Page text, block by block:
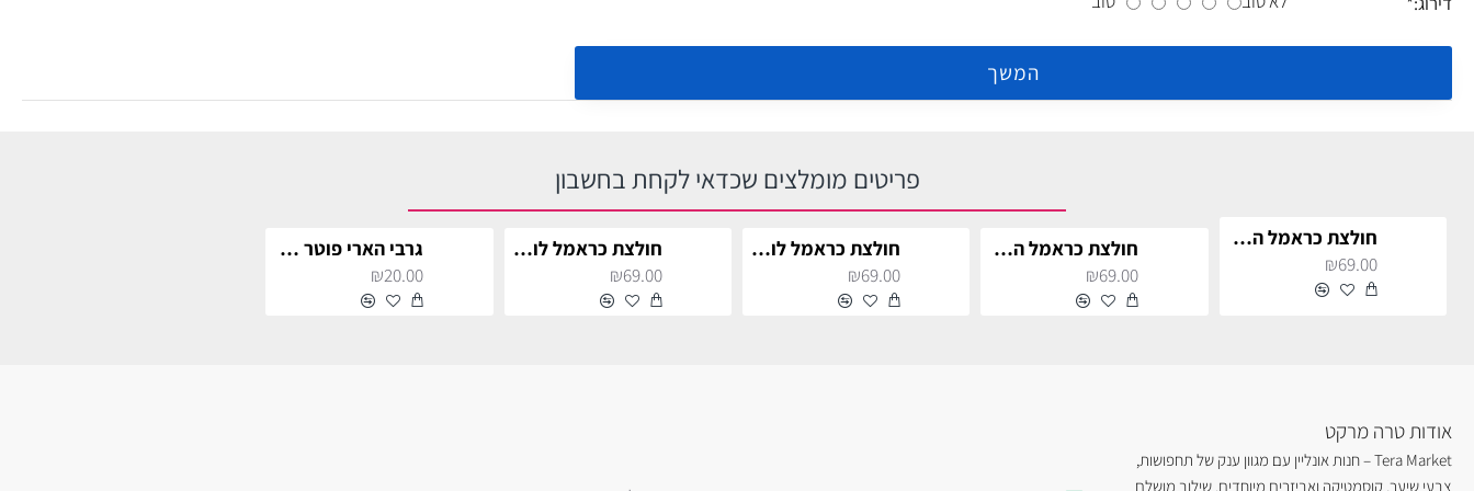
המשך
פריטים מומלצים שכדאי לקחת בחשבון
חולצת כראמל החתול לילדים
₪69.00
חולצת כראמל החתול לילדים
₪69.00
חולצת כראמל לוגו אדומה לילדים
₪69.00
חולצת כראמל לוגו אדומה לילדים
₪69.00
גרבי הארי פוטר הפלפאף
₪20.00
אודות טרה מרקט
Tera Market – חנות אונליין עם מגוון ענק של תחפושות,
צבעי שיער, קוסמטיקה ואביזרים מיוחדים. שילוב מושלם